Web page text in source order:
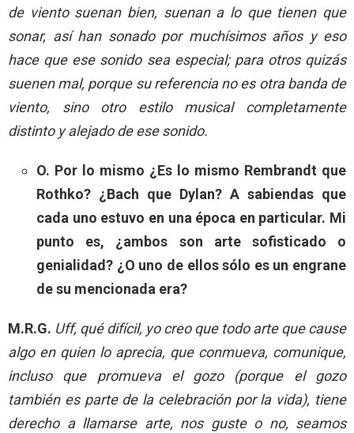
de viento suenan bien, suenan a lo que tienen que
sonar, así han sonado por muchísimos años y eso
hace que ese sonido sea especial; para otros quizás
suenen mal, porque su referencia no es otra banda de
viento, sino otro estilo musical completamente
distinto y alejado de ese sonido.
O. Por lo mismo ¿Es lo mismo Rembrandt que
Rothko? ¿Bach que Dylan? A sabiendas que
cada uno estuvo en una época en particular. Mi
punto es, ¿ambos son arte sofisticado o
genialidad? ¿O uno de ellos sólo es un engrane
de su mencionada era?
M.R.G. Uff, qué difícil, yo creo que todo arte que cause
algo en quien lo aprecia, que conmueva, comunique,
incluso que promueva el gozo (porque el gozo
también es parte de la celebración por la vida), tiene
derecho a llamarse arte, nos guste o no, seamos